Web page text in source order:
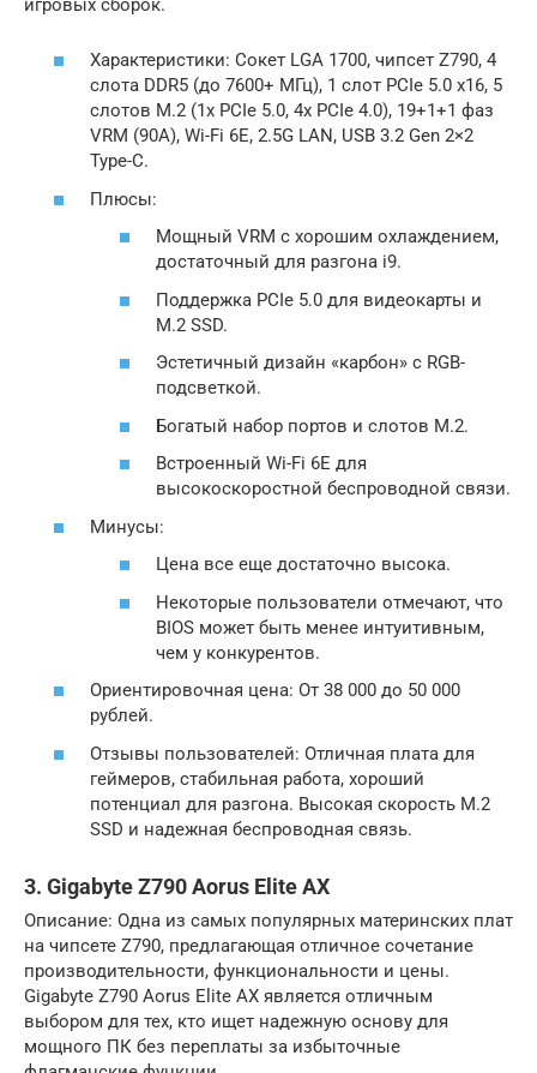
игровых сборок.
Характеристики: Сокет LGA 1700, чипсет Z790, 4
слота DDR5 (до 7600+ МГц), 1 слот PCIe 5.0 x16, 5
слотов M.2 (1x PCIe 5.0, 4x PCIe 4.0), 19+1+1 фаз
VRM (90A), Wi-Fi 6E, 2.5G LAN, USB 3.2 Gen 2×2
Type-C.
Плюсы:
Мощный VRM с хорошим охлаждением,
достаточный для разгона i9.
Поддержка PCIe 5.0 для видеокарты и
M.2 SSD.
Эстетичный дизайн «карбон» с RGB-
подсветкой.
Богатый набор портов и слотов M.2.
Встроенный Wi-Fi 6E для
высокоскоростной беспроводной связи.
Минусы:
Цена все еще достаточно высока.
Некоторые пользователи отмечают, что
BIOS может быть менее интуитивным,
чем у конкурентов.
Ориентировочная цена: От 38 000 до 50 000
рублей.
Отзывы пользователей: Отличная плата для
геймеров, стабильная работа, хороший
потенциал для разгона. Высокая скорость M.2
SSD и надежная беспроводная связь.
3. Gigabyte Z790 Aorus Elite AX
Описание: Одна из самых популярных материнских плат
на чипсете Z790, предлагающая отличное сочетание
производительности, функциональности и цены.
Gigabyte Z790 Aorus Elite AX является отличным
выбором для тех, кто ищет надежную основу для
мощного ПК без переплаты за избыточные